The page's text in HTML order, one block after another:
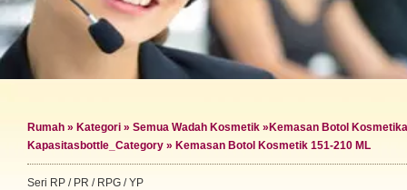
Rumah » Kategori » Semua Wadah Kosmetik » Kemasan Botol Kosmetik
Kapasitas bottle_Category » Kemasan Botol Kosmetik 151-210 ML
Seri RP / PR / RPG / YP